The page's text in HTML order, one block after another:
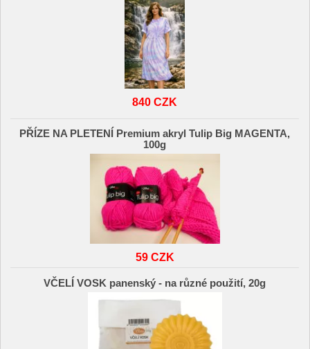
840 CZK
PŘÍZE NA PLETENÍ Premium akryl Tulip Big MAGENTA,
100g
59 CZK
VČELÍ VOSK panenský - na různé použití, 20g